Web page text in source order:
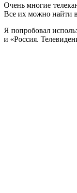
Очень многие
Все их можно найти
Я попробовал
и «Россия.